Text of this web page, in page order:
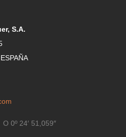
S.A.
0º 24′ 51,059″